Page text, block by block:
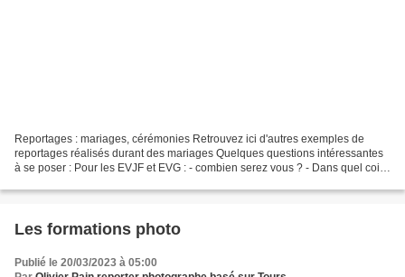
Reportages : mariages, cérémonies Retrouvez ici d'autres exemples de
reportages réalisés durant des mariages Quelques questions intéressantes
à se poser : Pour les EVJF et EVG : - combien serez vous ? - Dans quel coin
Les formations photo
Publié le 20/03/2023 à 05:00